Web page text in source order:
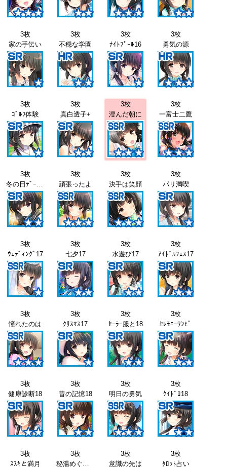
3枚
家の手伝い
3枚
不穏な学園
3枚
ﾅｲﾄﾌﾟｰﾙ16
3枚
勇気の源
3枚
ｺﾞﾙﾌ体験
3枚
真白透子+
3枚
澄んだ朝に
3枚
一富士二鷹
3枚
冬の日ﾃﾞｰﾄ17
3枚
頑張ったよ
3枚
決手は笑顔
3枚
パリ満喫
3枚
ｳｪﾃﾞｨﾝｸﾞ17
3枚
七夕17
3枚
水遊び17
3枚
ｱｲﾄﾞﾙﾌｪｽ17
3枚
憧れたのは
3枚
ｸﾘｽﾏｽ17
3枚
ｾｰﾗｰ服と18
3枚
ｾﾚﾓﾆｰﾜﾝﾋﾟ
3枚
健康診断18
3枚
昔の記憶18
3枚
明日の勇気
3枚
ｹｲﾄﾞﾛ18
3枚
ｽｽｷと満月
3枚
秘湯めぐり18
3枚
意識の先は
3枚
ﾀﾛｯﾄ占い